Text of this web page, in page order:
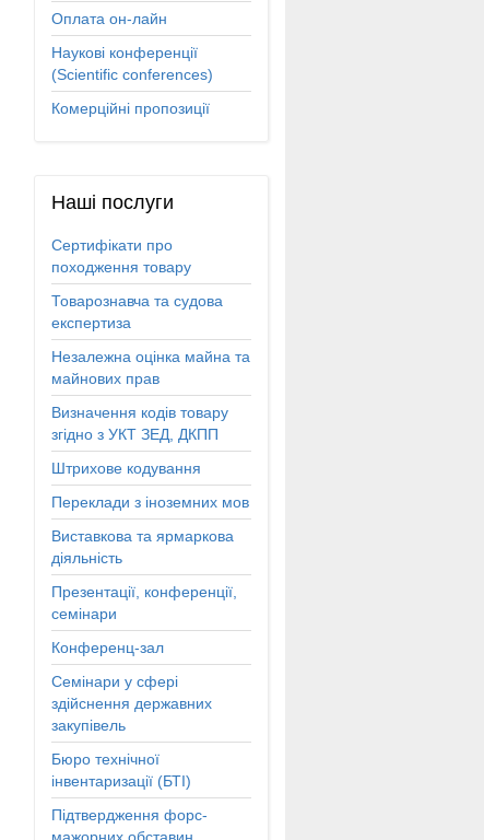
Оплата он-лайн
Наукові конференції
(Scientific conferences)
Комерційні пропозиції
Наші послуги
Сертифікати про
походження товару
Товарознавча та судова
експертиза
Незалежна оцінка майна та
майнових прав
Визначення кодів товару
згідно з УКТ ЗЕД, ДКПП
Штрихове кодування
Переклади з іноземних мов
Виставкова та ярмаркова
діяльність
Презентації, конференції,
семінари
Конференц-зал
Семінари у сфері
здійснення державних
закупівель
Бюро технічної
інвентаризації (БТІ)
Підтвердження форс-
мажорних обставин